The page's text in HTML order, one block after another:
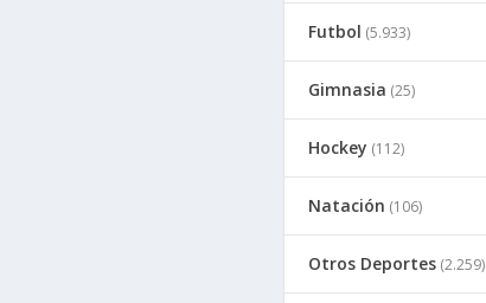
Futbol (5.933)
Gimnasia (25)
Hockey (112)
Natación (106)
Otros Deportes (2.259)